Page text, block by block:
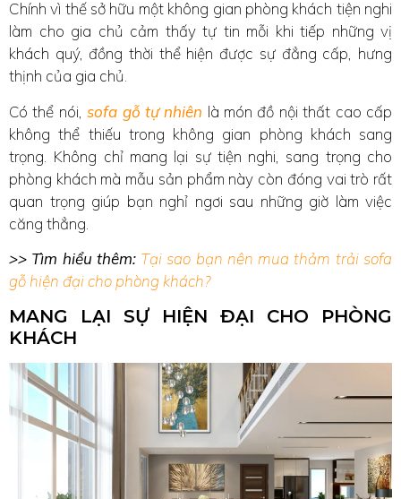
Chính vì thế sở hữu một không gian phòng khách tiện nghi
làm cho gia chủ cảm thấy tự tin mỗi khi tiếp những vị
khách quý, đồng thời thể hiện được sự đẳng cấp, hưng
thịnh của gia chủ.
Có thể nói,sofa gỗ tự nhiên là món đồ nội thất cao cấp
không thể thiếu trong không gian phòng khách sang
trọng. Không chỉ mang lại sự tiện nghi, sang trọng cho
phòng khách mà mẫu sản phẩm này còn đóng vai trò rất
quan trọng giúp bạn nghỉ ngơi sau những giờ làm việc
căng thẳng.
>> Tìm hiểu thêm: Tại sao bạn nên mua thảm trải sofa
gỗ hiện đại cho phòng khách?
MANG LẠI SỰ HIỆN ĐẠI CHO PHÒNG
KHÁCH